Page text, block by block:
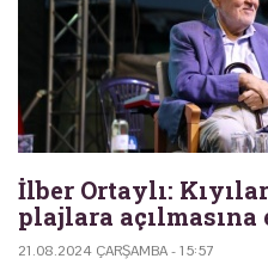
İlber Ortaylı:
plajlara açılmasına
21.08.2024 ÇARŞAMBA - 15:57